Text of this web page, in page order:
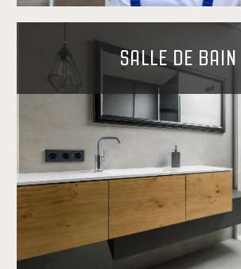
SALLE DE BAIN